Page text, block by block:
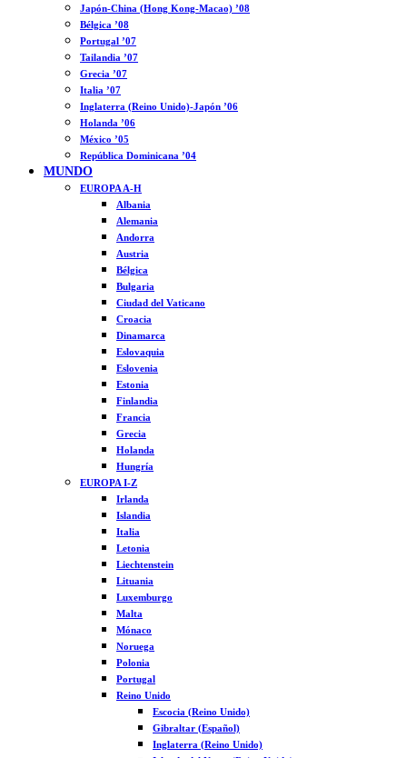
Japón-China (Hong Kong-Macao) ’08
Bélgica ’08
Portugal ’07
Tailandia ’07
Grecia ’07
Italia ’07
Inglaterra (Reino Unido)-Japón ’06
Holanda ’06
México ’05
República Dominicana ’04
MUNDO
EUROPA A-H
Albania
Alemania
Andorra
Austria
Bélgica
Bulgaria
Ciudad del Vaticano
Croacia
Dinamarca
Eslovaquia
Eslovenia
Estonia
Finlandia
Francia
Grecia
Holanda
Hungría
EUROPA I-Z
Irlanda
Islandia
Italia
Letonia
Liechtenstein
Lituania
Luxemburgo
Malta
Mónaco
Noruega
Polonia
Portugal
Reino Unido
Escocia (Reino Unido)
Gibraltar (Español)
Inglaterra (Reino Unido)